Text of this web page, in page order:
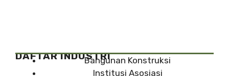
DAFTAR INDUSTRIBangunan Konstruksi
Institusi Asosiasi